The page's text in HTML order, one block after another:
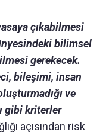
çıkabilmesi
bilimsel
gerekecek.
bileşimi, insan
ve
gibi kriterler
açısından risk